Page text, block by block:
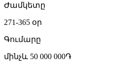
Ժամկետը
271-365 օր
Գումարը
մինչև 50 000 000֏